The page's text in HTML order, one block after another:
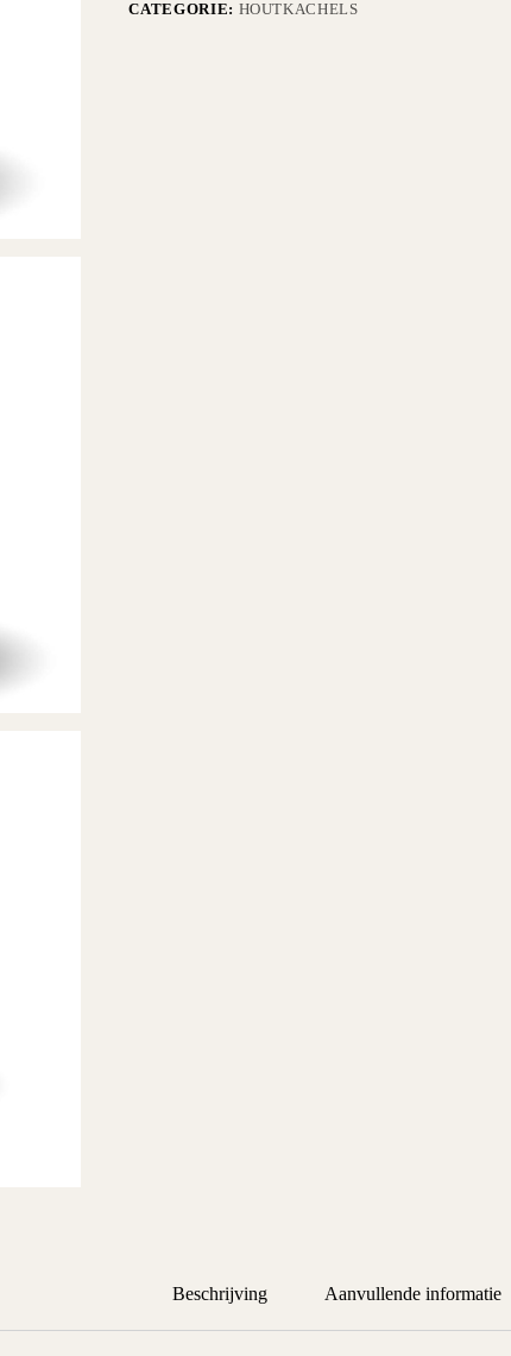
CATEGORIE: HOUTKACHELS
Beschrijving Aanvullende informatie